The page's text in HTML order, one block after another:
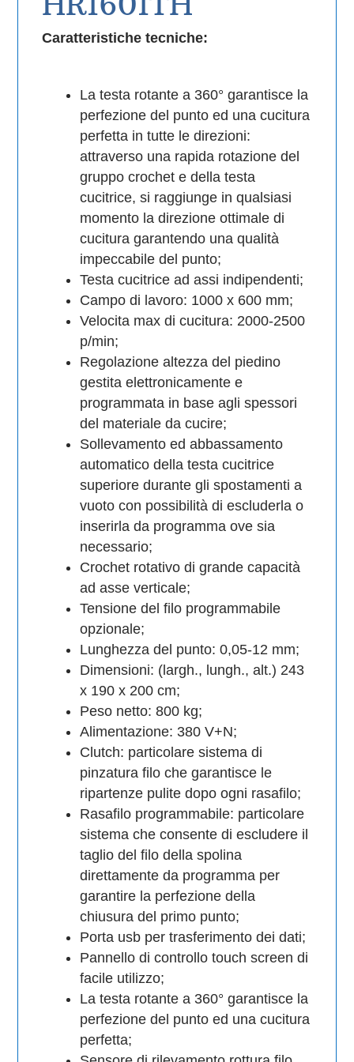
Caratteristiche tecniche:
La testa rotante a 360° garantisce la
perfezione del punto ed una cucitura
perfetta in tutte le direzioni:
attraverso una rapida rotazione del
gruppo crochet e della testa
cucitrice, si raggiunge in qualsiasi
momento la direzione ottimale di
cucitura garantendo una qualità
impeccabile del punto;
Testa cucitrice ad assi indipendenti;
Campo di lavoro: 1000 x 600 mm;
Velocita max di cucitura: 2000-2500
p/min;
Regolazione altezza del piedino
gestita elettronicamente e
programmata in base agli spessori
del materiale da cucire;
Sollevamento ed abbassamento
automatico della testa cucitrice
superiore durante gli spostamenti a
vuoto con possibilità di escluderla o
inserirla da programma ove sia
necessario;
Crochet rotativo di grande capacità
ad asse verticale;
Tensione del filo programmabile
opzionale;
Lunghezza del punto: 0,05-12 mm;
Dimensioni: (largh., lungh., alt.) 243
x 190 x 200 cm;
Peso netto: 800 kg;
Alimentazione: 380 V+N;
Clutch: particolare sistema di
pinzatura filo che garantisce le
ripartenze pulite dopo ogni rasafilo;
Rasafilo programmabile: particolare
sistema che consente di escludere il
taglio del filo della spolina
direttamente da programma per
garantire la perfezione della
chiusura del primo punto;
Porta usb per trasferimento dei dati;
Pannello di controllo touch screen di
facile utilizzo;
La testa rotante a 360° garantisce la
perfezione del punto ed una cucitura
perfetta;